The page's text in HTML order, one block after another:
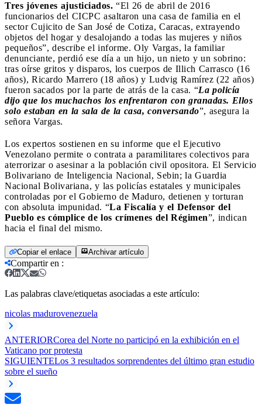
Tres jóvenes ajusticiados. “El 26 de abril de 2016
funcionarios del CICPC asaltaron una casa de familia en el
sector Cujicito de San José de Cotiza, Caracas, extrayendo
objetos del hogar y desalojando a todas las mujeres y niños
pequeños”, describe el informe. Oly Vargas, la familiar
denunciante, perdió ese día a un hijo, un nieto y un sobrino:
tras oírse gritos y disparos, los cuerpos de Illich Carrasco (16
años), Ricardo Marrero (18 años) y Ludvig Ramírez (22 años)
fueron sacados por la parte de atrás de la casa. “La policía
dijo que los muchachos los enfrentaron con granadas. Ellos
solo estaban en la sala de la casa, conversando”, asegura la
señora Vargas.
Los expertos sostienen en su informe que el Ejecutivo
Venezolano permite o contrata a paramilitares colectivos para
aterrorizar o asesinar a la población civil opositora. El Servicio
Bolivariano de Inteligencia Nacional, Sebin; la Guardia
Nacional Bolivariana, y las policías estatales y municipales
controladas por el Gobierno de Maduro, detienen y torturan
con absoluta impunidad. “La Fiscalía y el Defensor del
Pueblo es cómplice de los crímenes del Régimen”, indican
hacia el final del mismo.
Copiar el enlace Archivar artículo
Compartir en :
Las palabras clave/etiquetas asociadas a este artículo:
nicolas madurovenezuela
ANTERIORCorea del Norte no participó en la exhibición en el
Vaticano por protesta
SIGUIENTELos 3 resultados sorprendentes del último gran estudio
sobre el sueño